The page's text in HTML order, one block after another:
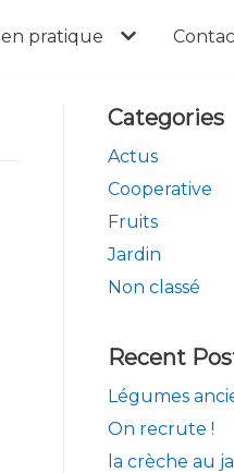
en pratique
Categories
Actus
Cooperative
Fruits
Jardin
Non classé
Recent
Légumes
On recrute !
la crèche au